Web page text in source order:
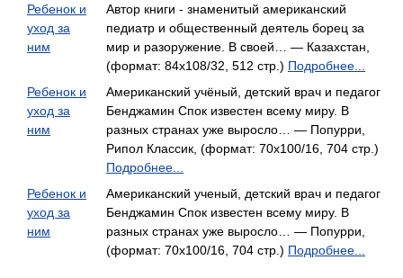
Ребенок и
уход за
ним
Автор книги - знаменитый американский
педиатр и общественный деятель борец за
мир и разоружение. В своей… — Казахстан,
(формат: 84x108/32, 512 стр.) Подробнее...
Ребенок и
уход за
ним
Американский учёный, детский врач и педагог
Бенджамин Спок известен всему миру. В
разных странах уже выросло… — Попурри,
Рипол Классик, (формат: 70x100/16, 704 стр.)
Подробнее...
Ребенок и
уход за
ним
Американский ученый, детский врач и педагог
Бенджамин Спок известен всему миру. В
разных странах уже выросло… — Попурри,
(формат: 70x100/16, 704 стр.) Подробнее...